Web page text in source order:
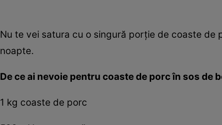
Nu te vei satura cu o singură porţie de coaste de
noapte.
De ce ai nevoie pentru coaste de porc în sos de
1 kg coaste de porc